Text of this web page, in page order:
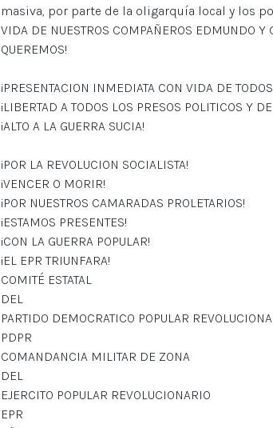
masiva, por parte de la oligarquía local y los
VIDA DE NUESTROS COMPAÑEROS EDMUNDO Y
QUEREMOS!
¡PRESENTACION INMEDIATA CON VIDA DE
¡LIBERTAD A TODOS LOS PRESOS POLITICOS Y
¡ALTO A LA GUERRA SUCIA!
¡POR LA REVOLUCION SOCIALISTA!
¡VENCER O MORIR!
¡POR NUESTROS CAMARADAS PROLETARIOS!
¡ESTAMOS PRESENTES!
¡CON LA GUERRA POPULAR!
¡EL EPR TRIUNFARA!
COMITÉ ESTATAL
DEL
PARTIDO DEMOCRATICO POPULAR
PDPR
COMANDANCIA MILITAR DE ZONA
DEL
EJERCITO POPULAR REVOLUCIONARIO
EPR